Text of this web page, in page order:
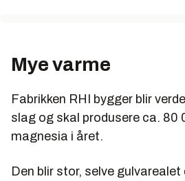
Mye varme
Fabrikken RHI bygger blir
slag og skal produsere ca. 80
magnesia i året.
Den blir stor, selve